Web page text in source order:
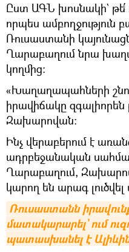
Ըստ ԱԳՆ խոսնակի` թե՛
որպես ամբողջություն
Ռուսաստանի
Ղարաբաղում նրա
կողմից:
«Խաղաղապահների
իրավիճակը զգալիորեն
Զախարովան:
Ինչ վերաբերում է
ադրբեջանական
Ղարաբաղում,
կարող են արագ
Ռուսաստանն
մատակարարել` ում
պատասխանել է